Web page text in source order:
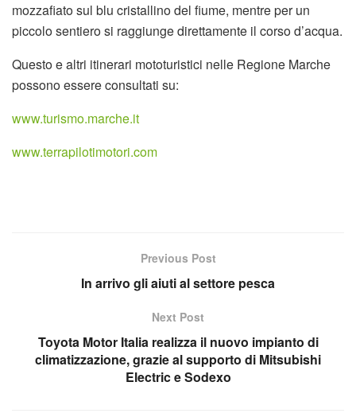
mozzafiato sul blu cristallino del fiume, mentre per un
piccolo sentiero si raggiunge direttamente il corso d’acqua.
Questo e altri itinerari mototuristici nelle Regione Marche
possono essere consultati su:
www.turismo.marche.it
www.terrapilotimotori.com
Previous Post
In arrivo gli aiuti al settore pesca
Next Post
Toyota Motor Italia realizza il nuovo impianto di
climatizzazione, grazie al supporto di Mitsubishi
Electric e Sodexo